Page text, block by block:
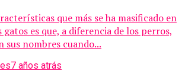
que más se ha masificado en
gatos es que, a diferencia de los perros,
sus nombres cuando...
7 años atrás